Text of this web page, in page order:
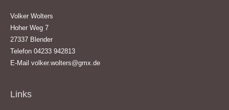
Volker Wolters
Hoher Weg 7
27337 Blender
Telefon 04233 942813
E-Mail volker.wolters@gmx.de
Links